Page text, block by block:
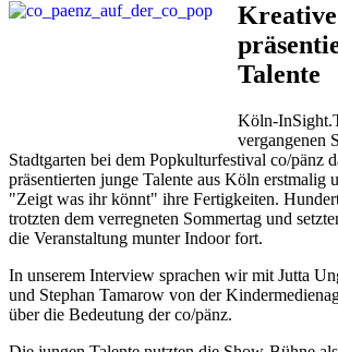
Talente
Köln-
vergangenen
Stadtgarten bei dem Popkulturfestival co/pänz
präsentierten junge Talente aus Köln erstmalig
"Zeigt was ihr könnt" ihre Fertigkeiten.
trotzten dem verregneten Sommertag und
die Veranstaltung munter Indoor fort.
In unserem Interview sprachen wir mit Jutta
und Stephan Tamarow von der
über die Bedeutung der co/pänz.